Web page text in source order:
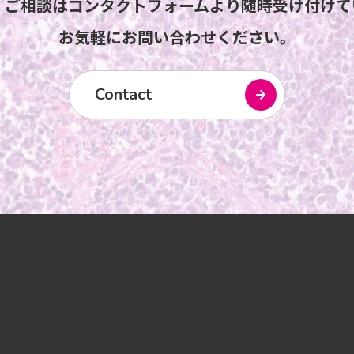
相談はコンタクトフォームより随時受け付け
お気軽にお問い合わせください。
Contact